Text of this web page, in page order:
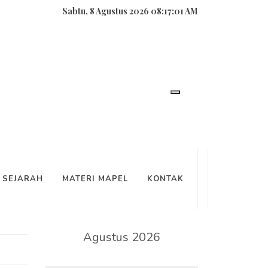
Sabtu, 8 Agustus 2026 08:17:01 AM
SEJARAH MATERI MAPEL KONTAK
Agustus 2026